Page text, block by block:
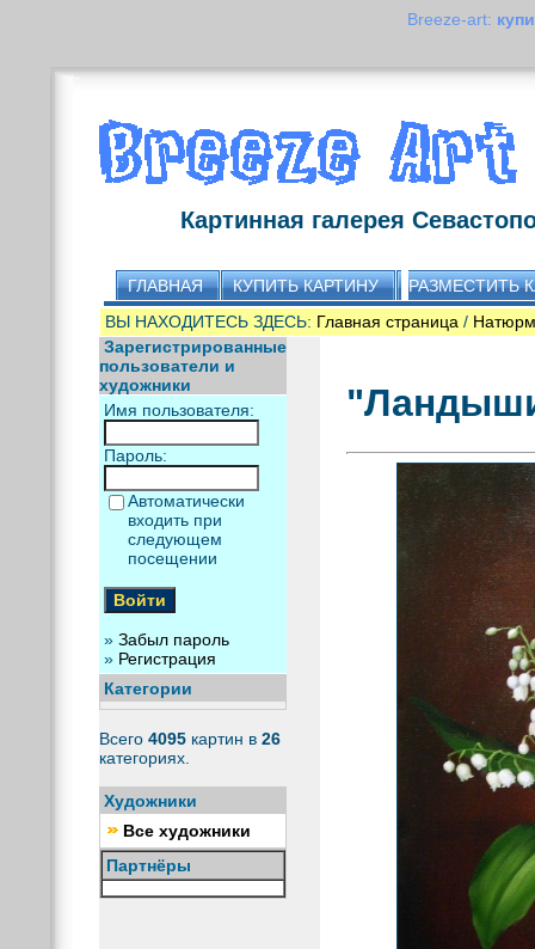
Breeze-art:
Картинная галерея
ГЛАВНАЯ КУПИТЬ КАРТИНУ
РАЗМЕСТИТЬ
ВЫ НАХОДИТЕСЬ ЗДЕСЬ: Главная страница /
Зарегистрированные
пользователи и
художники
Имя пользователя:
Пароль:
Автоматически
входить при
следующем
посещении
» Забыл пароль
» Регистрация
Категории
Всего 4095 картин в 26
категориях.
Художники
Все художники
Партнёры